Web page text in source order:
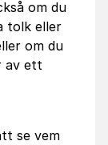
om du
tolk eller
om du
av ett
se vem